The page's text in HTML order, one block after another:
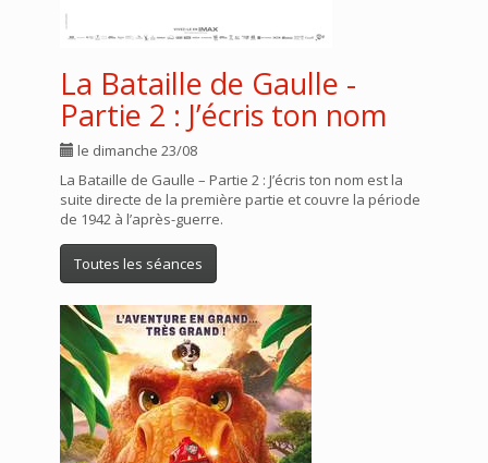
La Bataille de Gaulle -
Partie 2 : J’écris ton nom
le dimanche 23/08
La Bataille de Gaulle – Partie 2 : J’écris ton nom est la
suite directe de la première partie et couvre la période
de 1942 à l’après-guerre.
Toutes les séances